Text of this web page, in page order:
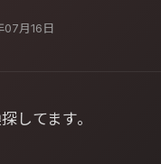
07月16日
してます。